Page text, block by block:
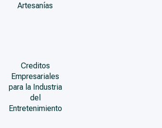
Artesanías
Creditos
Empresariales
para la Industria
del
Entretenimiento